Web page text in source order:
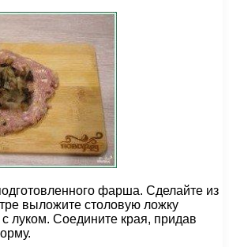
фарша. Сделайте из
выложите столовую ложку
луком. Соедините края, придав